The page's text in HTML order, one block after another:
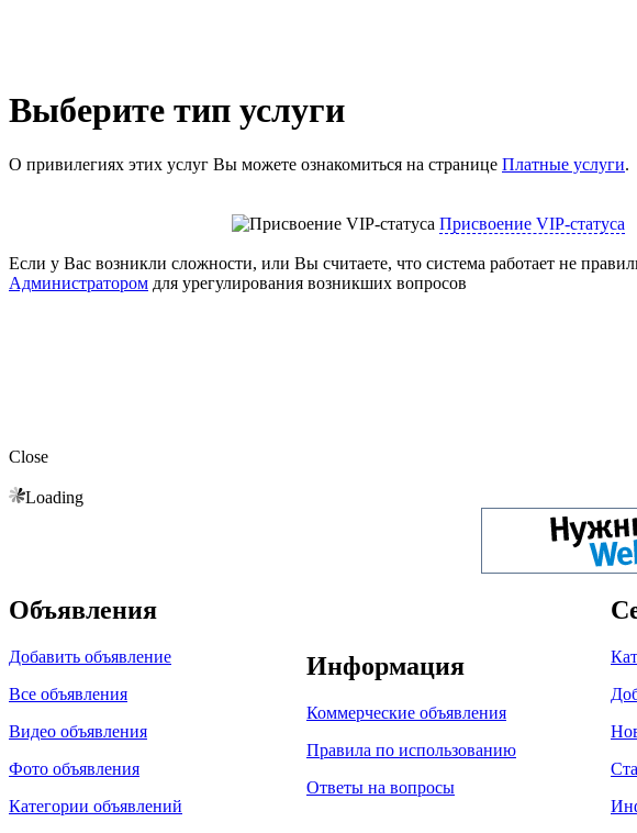
Выберите тип услуги
О привилегиях этих услуг Вы можете ознакомиться на странице Платные услуги.
Присвоение VIP-статуса
Если у Вас возникли сложности, или Вы считаете, что система работает не
Администратором для урегулирования возникших вопросов
Close
Loading
Объявления
Добавить объявление
Все объявления
Видео объявления
Фото объявления
Категории объявлений
Информация
Коммерческие объявления
Правила по использованию
Ответы на вопросы